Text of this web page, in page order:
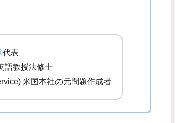
代表
語教授法修士
米国本社の元問題作成者